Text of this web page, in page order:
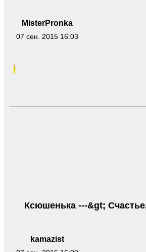
MisterPronka
07 сен. 2015 16:03
kamazist
Ксюшенька ---&gt;